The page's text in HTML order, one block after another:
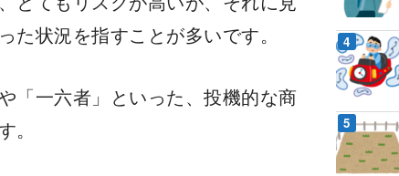
状況を指すことが多いです。
「一六者」といった、投機的な商